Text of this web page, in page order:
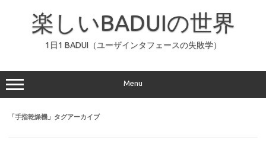
ッ
プ
楽しいBADUIの世界
1日1 BADUI（ユーザインタフェースの失敗学）
Menu
「手指乾燥機 」タグアーカイブ